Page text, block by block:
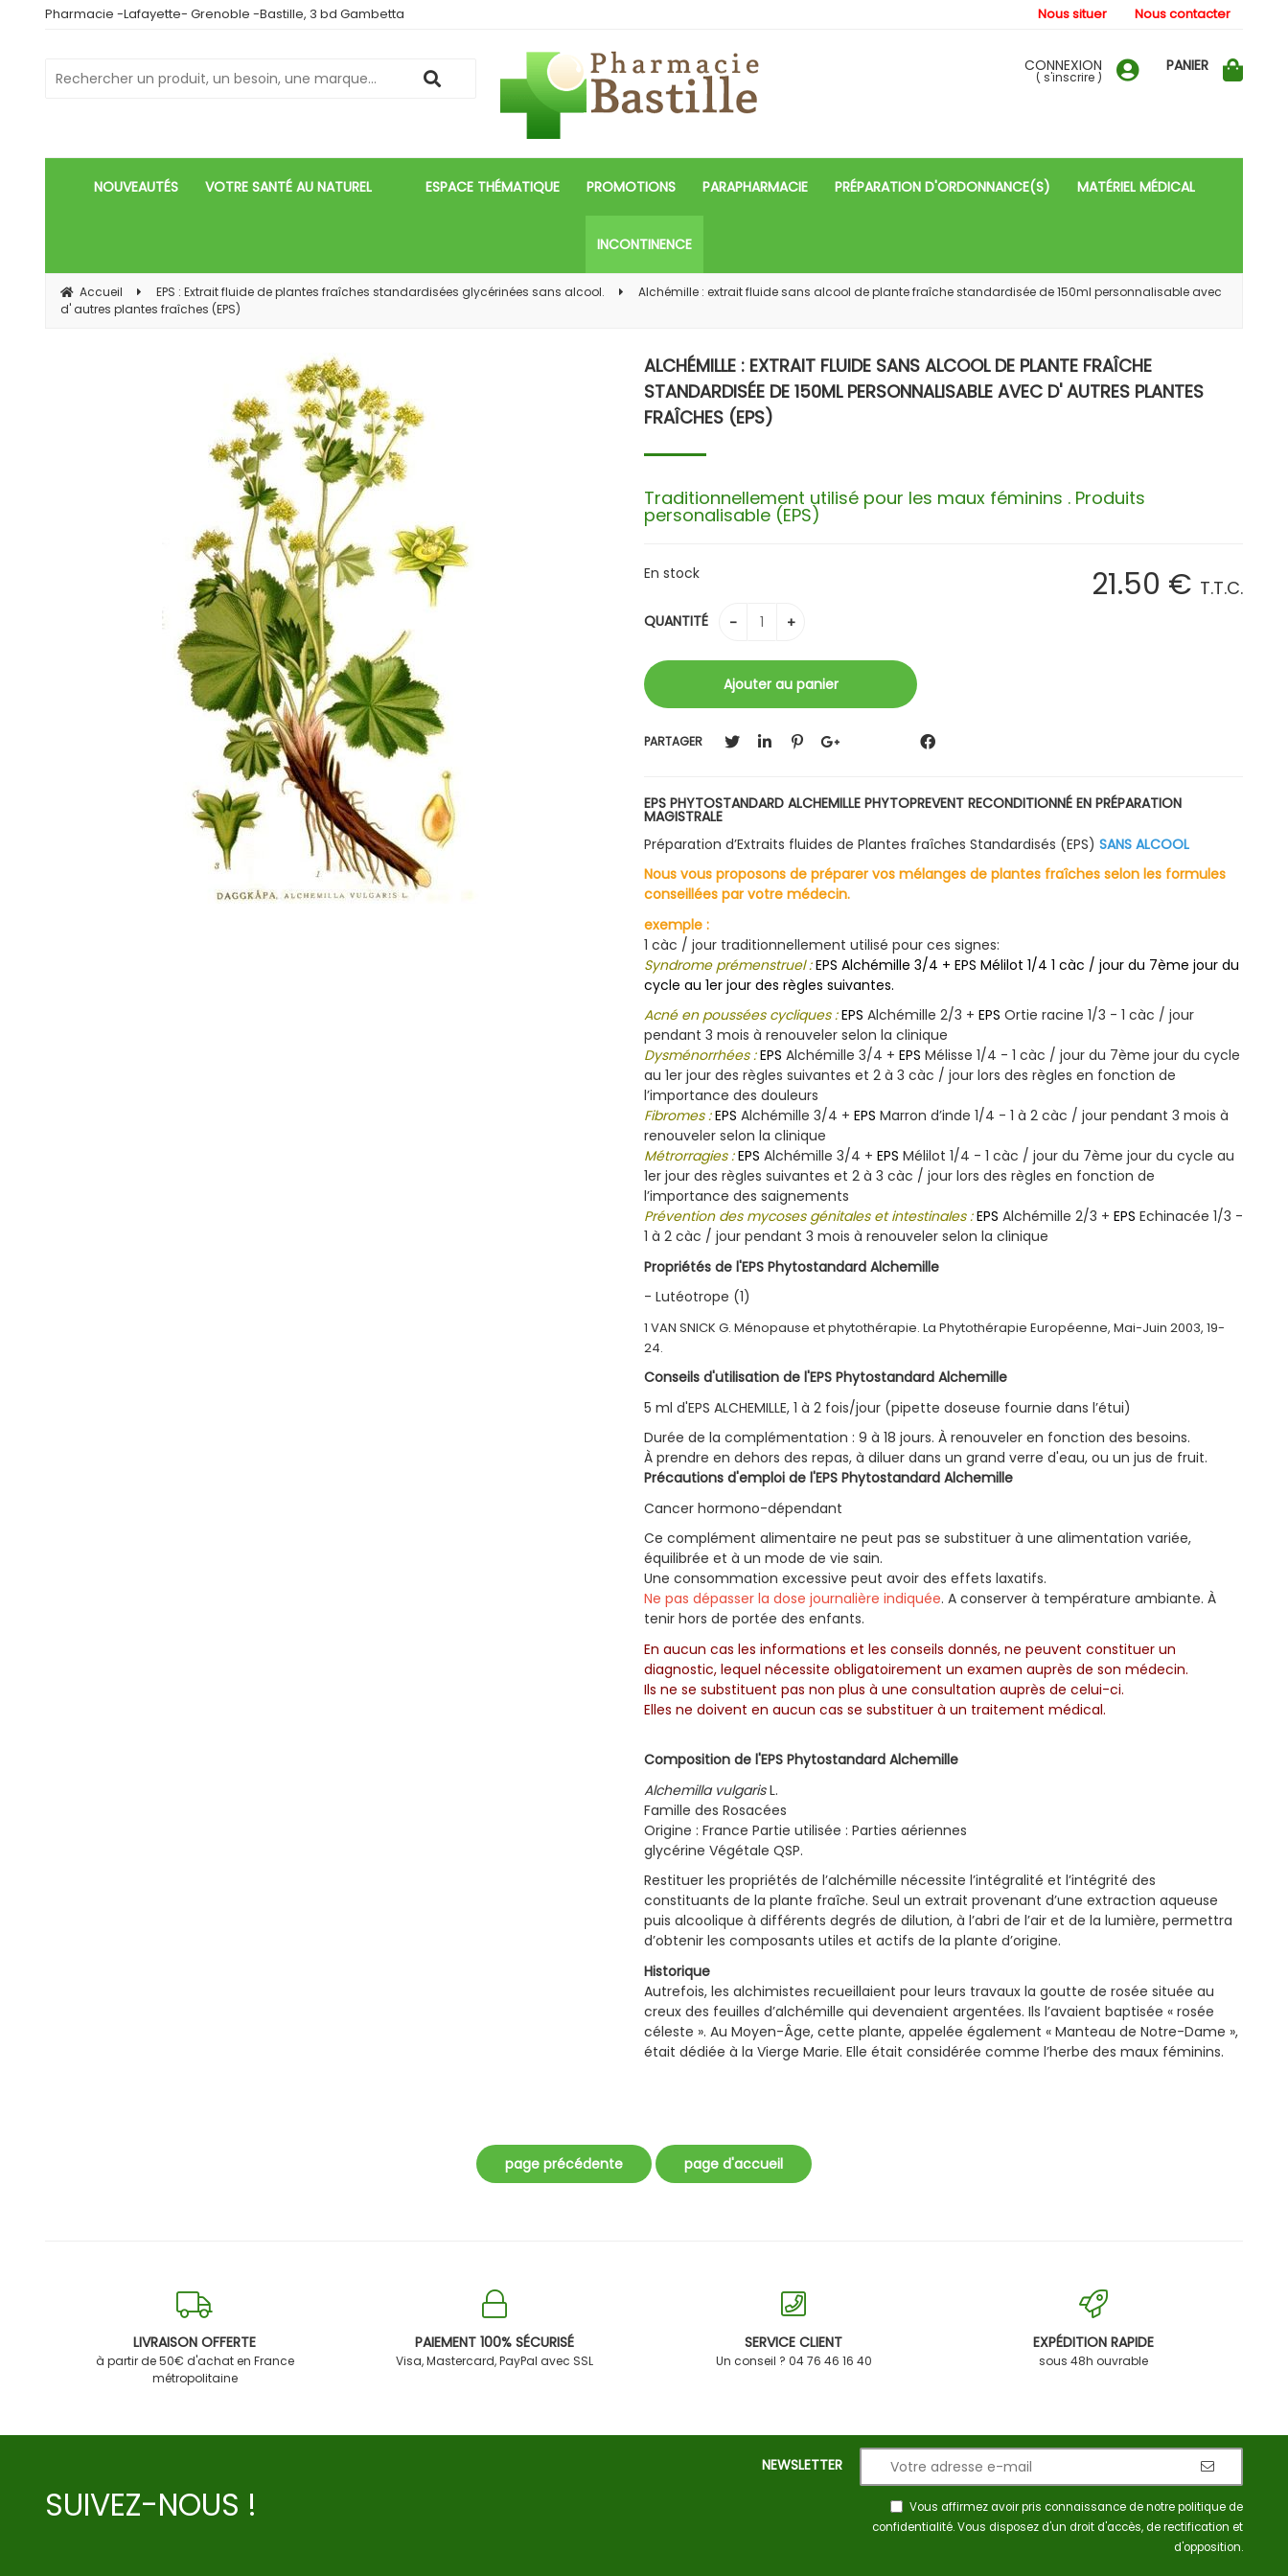
Pharmacie -Lafayette- Grenoble -Bastille, 3 bd Gambetta
CONNEXION
( s'inscrire )
PANIER
NOUVEAUTÉS VOTRE SANTÉ AU NATUREL ESPACE THÉMATIQUE PROMOTIONS PARAPHARMACIE PRÉPARATION D'ORDONNANCE(S) MATÉRIEL MÉDICAL
INCONTINENCE
Accueil EPS : Extrait fluide de plantes fraîches standardisées glycérinées sans alcool.
Alchémille : extrait fluide sans alcool de plante fraîche standardisée de 150ml personnalisable avec
d' autres plantes fraîches (EPS)
ALCHÉMILLE : EXTRAIT FLUIDE SANS ALCOOL DE PLANTE FRAÎCHE
STANDARDISÉE DE 150ML PERSONNALISABLE AVEC D' AUTRES PLANTES
FRAÎCHES (EPS)
Traditionnellement utilisé pour les maux féminins . Produits
personalisable (EPS)
21.50 € T.T.C.
En stock
QUANTITÉ
PARTAGER
EPS PHYTOSTANDARD ALCHEMILLE PHYTOPREVENT RECONDITIONNÉ EN PRÉPARATION
MAGISTRALE
Préparation d’Extraits fluides de Plantes fraîches Standardisés (EPS) SANS ALCOOL
Nous vous proposons de préparer vos mélanges de plantes fraîches selon les formules
conseillées par votre médecin.
exemple :
1 càc / jour traditionnellement utilisé pour ces signes:
Syndrome prémenstruel :EPS Alchémille 3/4 + EPS Mélilot 1/4 1 càc / jour du 7ème jour du
cycle au 1er jour des règles suivantes.
Acné en poussées cycliques : EPS Alchémille 2/3 + EPS Ortie racine 1/3 - 1 càc / jour
pendant 3 mois à renouveler selon la clinique
Dysménorrhées : EPS Alchémille 3/4 + EPS Mélisse 1/4 - 1 càc / jour du 7ème jour du cycle
au 1er jour des règles suivantes et 2 à 3 càc / jour lors des règles en fonction de
l’importance des douleurs
Fibromes : EPS Alchémille 3/4 + EPS Marron d’inde 1/4 - 1 à 2 càc / jour pendant 3 mois à
renouveler selon la clinique
Métrorragies : EPS Alchémille 3/4 + EPS Mélilot 1/4 - 1 càc / jour du 7ème jour du cycle au
1er jour des règles suivantes et 2 à 3 càc / jour lors des règles en fonction de
l’importance des saignements
Prévention des mycoses génitales et intestinales : EPS Alchémille 2/3 + EPS Echinacée 1/3 -
1 à 2 càc / jour pendant 3 mois à renouveler selon la clinique
Propriétés de l'EPS Phytostandard Alchemille
- Lutéotrope (1)
1 VAN SNICK G. Ménopause et phytothérapie. La Phytothérapie Européenne, Mai-Juin 2003, 19-
24.
Conseils d'utilisation de l'EPS Phytostandard Alchemille
5 ml d'EPS ALCHEMILLE, 1 à 2 fois/jour (pipette doseuse fournie dans l’étui)
Durée de la complémentation : 9 à 18 jours. À renouveler en fonction des besoins.
À prendre en dehors des repas, à diluer dans un grand verre d'eau, ou un jus de fruit.
Précautions d'emploi de l'EPS Phytostandard Alchemille
Cancer hormono-dépendant
Ce complément alimentaire ne peut pas se substituer à une alimentation variée,
équilibrée et à un mode de vie sain.
Une consommation excessive peut avoir des effets laxatifs.
Ne pas dépasser la dose journalière indiquée. A conserver à température ambiante. À
tenir hors de portée des enfants.
En aucun cas les informations et les conseils donnés, ne peuvent constituer un
diagnostic, lequel nécessite obligatoirement un examen auprès de son médecin.
Ils ne se substituent pas non plus à une consultation auprès de celui-ci.
Elles ne doivent en aucun cas se substituer à un traitement médical.
Composition de l'EPS Phytostandard Alchemille
Alchemilla vulgarisL.
Famille des Rosacées
Origine : France Partie utilisée : Parties aériennes
glycérine Végétale QSP.
Restituer les propriétés de l’alchémille nécessite l’intégralité et l’intégrité des
constituants de la plante fraîche. Seul un extrait provenant d’une extraction aqueuse
puis alcoolique à différents degrés de dilution, à l’abri de l’air et de la lumière, permettra
d’obtenir les composants utiles et actifs de la plante d’origine.
Historique
Autrefois, les alchimistes recueillaient pour leurs travaux la goutte de rosée située au
creux des feuilles d’alchémille qui devenaient argentées. Ils l’avaient baptisée « rosée
céleste ». Au Moyen-Âge, cette plante, appelée également « Manteau de Notre-Dame »,
était dédiée à la Vierge Marie. Elle était considérée comme l’herbe des maux féminins.
Nous situer Nous contacter
LIVRAISON OFFERTE
à partir de 50€ d'achat en France
métropolitaine
PAIEMENT 100% SÉCURISÉ
Visa, Mastercard, PayPal avec SSL
SERVICE CLIENT
Un conseil ? 04 76 46 16 40
EXPÉDITION RAPIDE
sous 48h ouvrable
SUIVEZ-NOUS !
NEWSLETTER
Vous affirmez avoir pris connaissance de notrepolitique de
confidentialité. Vous disposez d'un droit d'accès, de rectification et
d'opposition.